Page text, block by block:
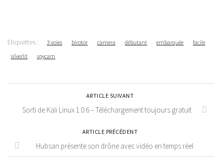
Étiquettes : 3 voies birotor camera débutant embarquée
facile
silverlit
spycam
ARTICLE SUIVANT
Sorti de Kali Linux 1.0.6 – Téléchargement toujours gratuit
ARTICLE PRÉCÉDENT
Hubsan présente son drône avec vidéo en temps réel